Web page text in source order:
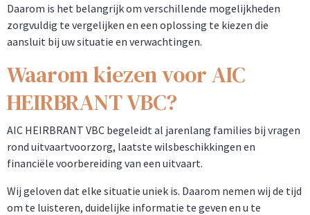
Daarom is het belangrijk om verschillende mogelijkheden
zorgvuldig te vergelijken en een oplossing te kiezen die
aansluit bij uw situatie en verwachtingen.
Waarom kiezen voor AIC
HEIRBRANT VBC?
AIC HEIRBRANT VBC begeleidt al jarenlang families bij vragen
rond uitvaartvoorzorg, laatste wilsbeschikkingen en
financiële voorbereiding van een uitvaart.
Wij geloven dat elke situatie uniek is. Daarom nemen wij de tijd
om te luisteren, duidelijke informatie te geven en u te